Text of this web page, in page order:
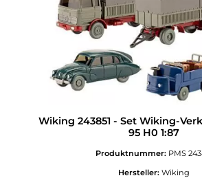
Wiking 243851 - Set Wiking-
95 H0 1:87
Produktnummer: PMS
Hersteller: Wiking